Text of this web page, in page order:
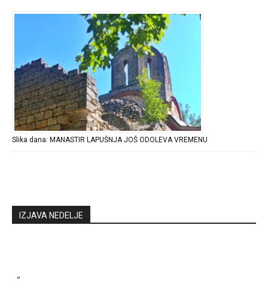
Slika dana: MANASTIR LAPUŠNJA JOŠ ODOLEVA VREMENU
IZJAVA NEDELJE
"